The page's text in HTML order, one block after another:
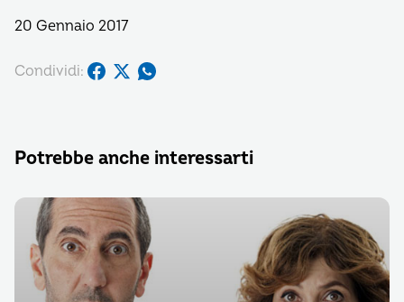
20 Gennaio 2017
Condividi:
Potrebbe anche interessarti